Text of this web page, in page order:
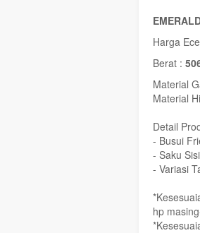
Harga
Berat :
Material
Material
Detail
- Busui
- Saku Sisi
- Variasi
hp